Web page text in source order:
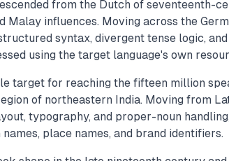
from the Dutch of seventeenth-
Malay influences. Moving across the
syntax, divergent tense logic,
using the target language's own
target for reaching the fifteen million
of northeastern India. Moving from
typography, and proper-noun
place names, and brand identifiers.